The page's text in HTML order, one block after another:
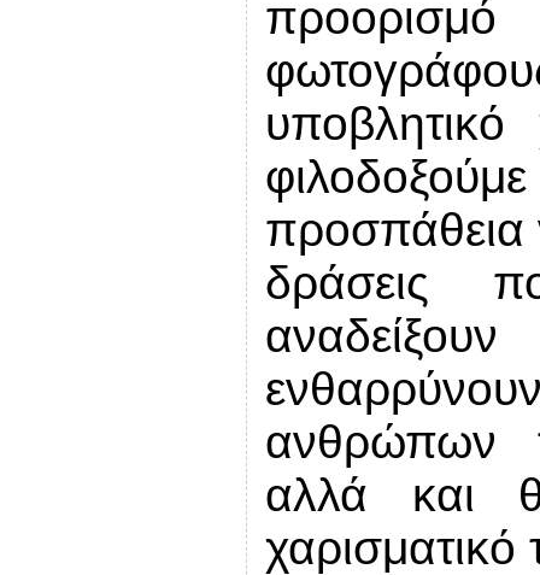
προσπάθεια
δράσεις
ανθρώπων
αλλά και